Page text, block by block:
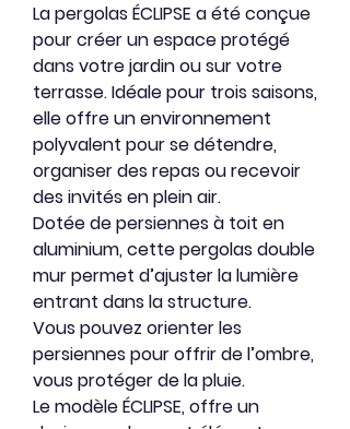
La pergolasÉCLIPSE a été conçue
pour créer un espace protégé
dans votre jardin ou sur votre
terrasse. Idéale pour trois saisons,
elle offre un environnement
polyvalent pour se détendre,
organiser des repas ou recevoir
des invités en plein air.
Dotée de persiennes à toit en
aluminium, cette pergolas double
mur permet d’ajuster la lumière
entrant dans la structure.
Vous pouvez orienter les
persiennes pour offrir de l’ombre,
vous protéger de la pluie.
Le modèleÉCLIPSE, offre un